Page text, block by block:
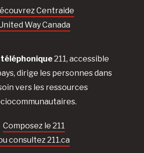
Centraide
Way Canada
211, accessible
dirige les personnes dans
vers les ressources
Composez le 211
consultez 211.ca